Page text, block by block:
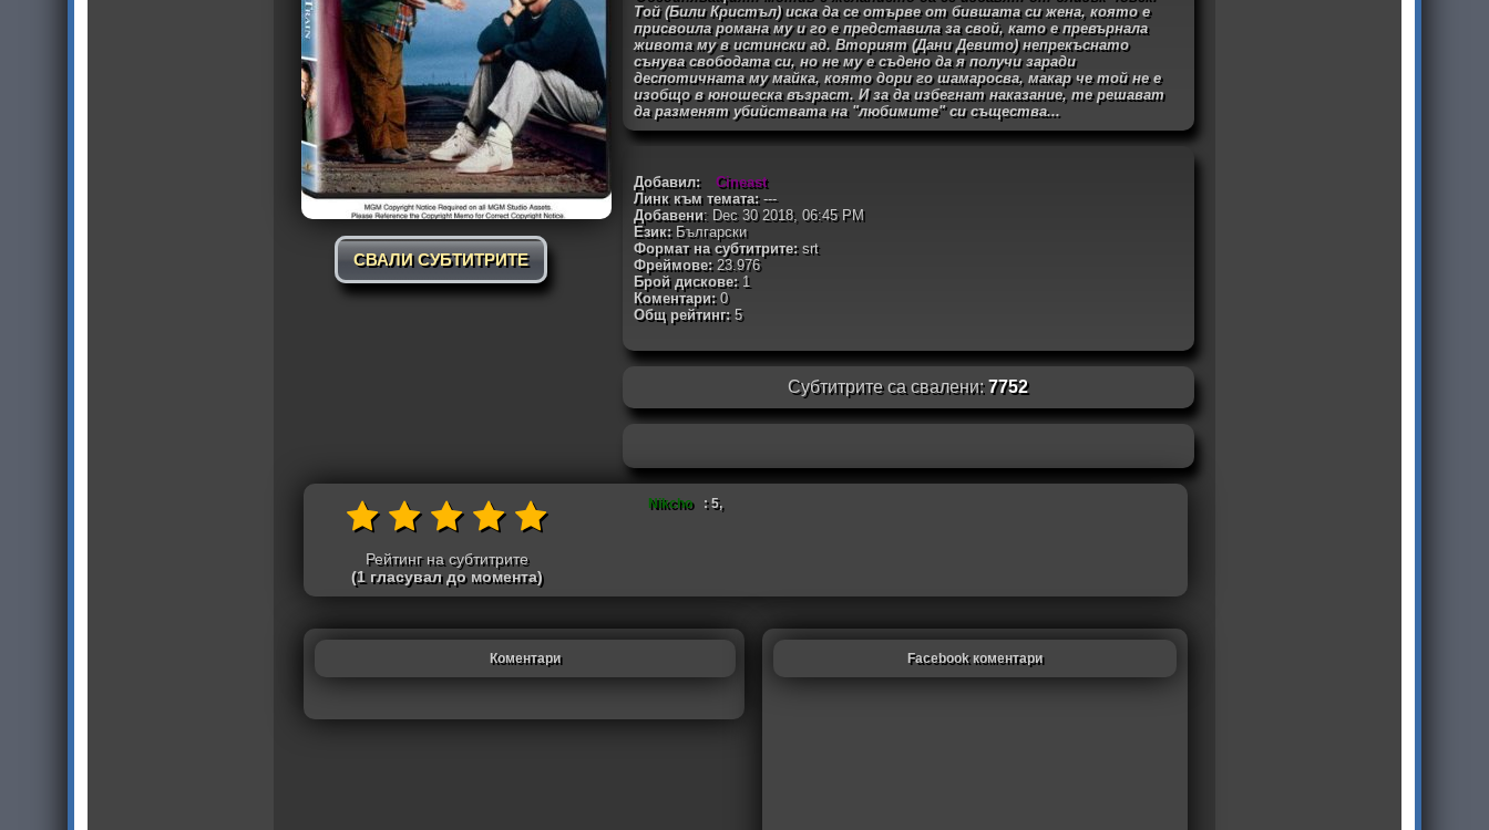
СВАЛИ СУБТИТРИТЕ
Той (Били Кристъл) иска да се отърве от бившата си жена, която е
присвоила романа му и го е представила за свой, като е превърнала
живота му в истински ад. Вторият (Дани Девито) непрекъснато
сънува свободата си, но не му е съдено да я получи заради
деспотичната му майка, която дори го шамаросва, макар че той не е
изобщо в юношеска възраст. И за да избегнат наказание, те решават
да разменят убийствата на "любимите" си същества...
Добавил:
Cineast
Линк към темата:---
Добавени: Dec 30 2018, 06:45 PM
Език:Български
Формат на субтитрите:srt
Фреймове:23.976
Брой дискове:1
Коментари: 0
Общ рейтинг:5
Субтитрите са свалени:7752
Рейтинг на субтитрите
(1 гласувал до момента)
Nikcho : 5,
Коментари Facebook коментари